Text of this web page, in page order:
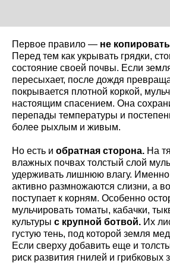
Первое правило — не
Перед тем как укрывать грядки,
состояние своей почвы. Если
пересыхает, после дождя
покрывается плотной коркой,
настоящим спасением. Она
перепады температуры и
более рыхлым и живым.
Но есть и обратная сторона. На
влажных почвах толстый слой
удерживать лишнюю влагу. Именно
активно размножаются слизни, а
поступает к корням. Особенно
мульчировать томаты, кабачки,
культуры с крупной ботвой. Их
густую тень, под которой земля
Если сверху добавить еще и
риск развития гнилей и грибковых